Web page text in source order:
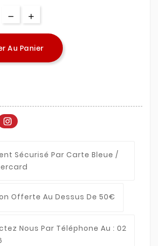
Au Panier
Sécurisé Par Carte Bleue /
Offerte Au Dessus De 50€
Nous Par Téléphone Au : 02